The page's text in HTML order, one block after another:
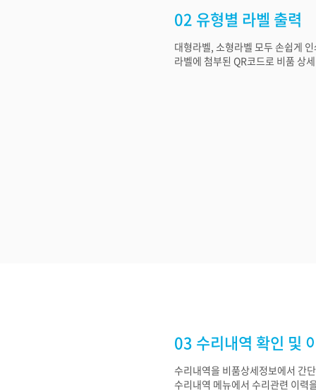
02 유형별 라벨 출력
대형라벨, 소형라벨 모두 손쉽게
라벨에 첨부된 QR코드로 비품 상
03 수리내역 확인 및
수리내역을 비품상세정보에서 간
수리내역 메뉴에서 수리관련 이력